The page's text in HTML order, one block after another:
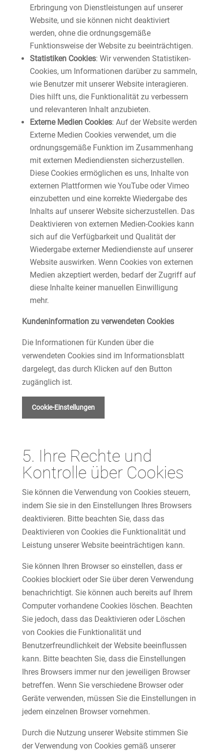
Erbringung von Dienstleistungen auf unserer
Website, und sie können nicht deaktiviert
werden, ohne die ordnungsgemäße
Funktionsweise der Website zu beeinträchtigen.
Statistiken Cookies: Wir verwenden Statistiken-
Cookies, um Informationen darüber zu sammeln,
wie Benutzer mit unserer Website interagieren.
Dies hilft uns, die Funktionalität zu verbessern
und relevanteren Inhalt anzubieten.
Externe Medien Cookies: Auf der Website werden
Externe Medien Cookies verwendet, um die
ordnungsgemäße Funktion im Zusammenhang
mit externen Mediendiensten sicherzustellen.
Diese Cookies ermöglichen es uns, Inhalte von
externen Plattformen wie YouTube oder Vimeo
einzubetten und eine korrekte Wiedergabe des
Inhalts auf unserer Website sicherzustellen. Das
Deaktivieren von externen Medien-Cookies kann
sich auf die Verfügbarkeit und Qualität der
Wiedergabe externer Mediendienste auf unserer
Website auswirken. Wenn Cookies von externen
Medien akzeptiert werden, bedarf der Zugriff auf
diese Inhalte keiner manuellen Einwilligung
mehr.
Kundeninformation zu verwendeten Cookies
Die Informationen für Kunden über die
verwendeten Cookies sind im Informationsblatt
dargelegt, das durch Klicken auf den Button
zugänglich ist.
Cookie-Einstellungen
5. Ihre Rechte und
Kontrolle über Cookies
Sie können die Verwendung von Cookies steuern,
indem Sie sie in den Einstellungen Ihres Browsers
deaktivieren. Bitte beachten Sie, dass das
Deaktivieren von Cookies die Funktionalität und
Leistung unserer Website beeinträchtigen kann.
Sie können Ihren Browser so einstellen, dass er
Cookies blockiert oder Sie über deren Verwendung
benachrichtigt. Sie können auch bereits auf Ihrem
Computer vorhandene Cookies löschen. Beachten
Sie jedoch, dass das Deaktivieren oder Löschen
von Cookies die Funktionalität und
Benutzerfreundlichkeit der Website beeinflussen
kann. Bitte beachten Sie, dass die Einstellungen
Ihres Browsers immer nur den jeweiligen Browser
betreffen. Wenn Sie verschiedene Browser oder
Geräte verwenden, müssen Sie die Einstellungen in
jedem einzelnen Browser vornehmen.
Durch die Nutzung unserer Website stimmen Sie
der Verwendung von Cookies gemäß unserer